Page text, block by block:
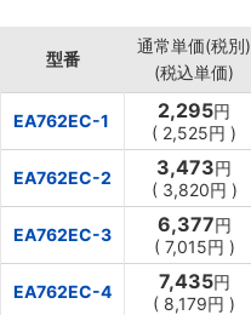
型番
通常単価(税別)
(税込単価)
EA762EC-1 2,295円
( 2,525円 )
EA762EC-2 3,473円
( 3,820円 )
EA762EC-3 6,377円
( 7,015円 )
EA762EC-4 7,435円
( 8,179円 )